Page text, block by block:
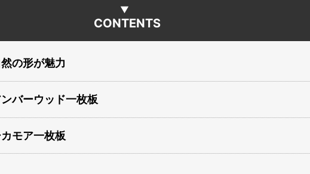
CONTENTS
の形が魅力
バーウッド一枚板
モア一枚板